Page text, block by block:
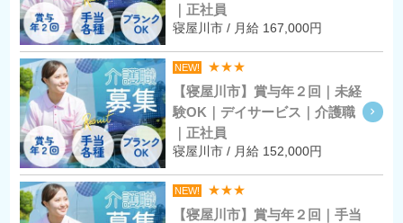
｜正社員
寝屋川市 / 月給 167,000円
NEW! ★★★
【寝屋川市】賞与年２回｜未経
験OK｜デイサービス｜介護職
｜正社員
寝屋川市 / 月給 152,000円
NEW! ★★★
【寝屋川市】賞与年２回｜手当